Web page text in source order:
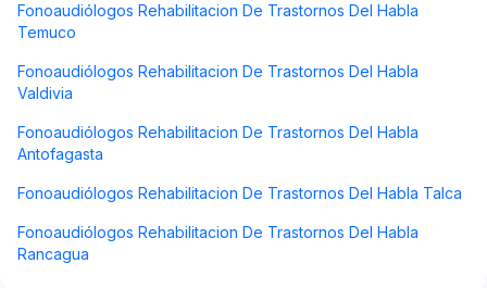
Fonoaudiólogos Rehabilitacion De Trastornos Del Habla
Temuco
Fonoaudiólogos Rehabilitacion De Trastornos Del Habla
Valdivia
Fonoaudiólogos Rehabilitacion De Trastornos Del Habla
Antofagasta
Fonoaudiólogos Rehabilitacion De Trastornos Del Habla Talca
Fonoaudiólogos Rehabilitacion De Trastornos Del Habla
Rancagua